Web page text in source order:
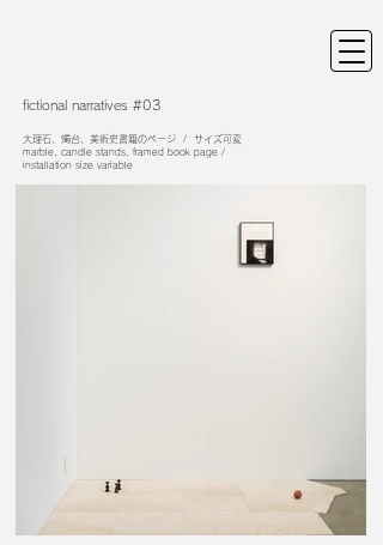
fictional narratives #03
大理石、燭台、美術史書籍のページ / サイズ可変
​marble, candle stands, framed book page /
installation size variable